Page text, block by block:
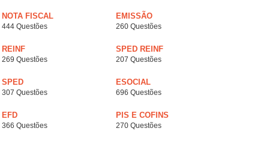
NOTA FISCAL
444 Questões
EMISSÃO
260 Questões
REINF
269 Questões
SPED REINF
207 Questões
SPED
307 Questões
ESOCIAL
696 Questões
EFD
366 Questões
PIS E COFINS
270 Questões